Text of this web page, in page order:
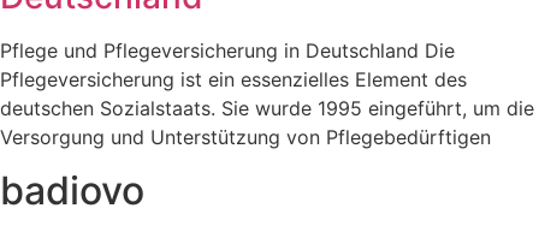
Pflege und Pflegeversicherung in Deutschland Die
Pflegeversicherung ist ein essenzielles Element des
deutschen Sozialstaats. Sie wurde 1995 eingeführt, um die
Versorgung und Unterstützung von Pflegebedürftigen
badiovo